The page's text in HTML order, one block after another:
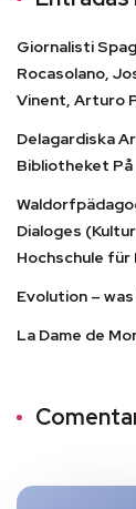
Giornalisti
Rocasolano,
Vinent, Arturo
Delagardiska
Bibliotheket På
Dialoges
Hochschule für
Evolution –
La Dame de